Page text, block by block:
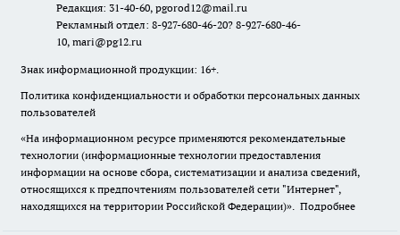
Редакция: 31-40-60, pgorod12@mail.ru
Рекламный отдел: 8-927-680-46-20? 8-927-680-46-
10, mari@pg12.ru
Знак информационной продукции: 16+.
Политика конфиденциальности и обработки персональных данных
пользователей
«На информационном ресурсе применяются рекомендательные
технологии (информационные технологии предоставления
информации на основе сбора, систематизации и анализа сведений,
относящихся к предпочтениям пользователей сети "Интернет",
находящихся на территории Российской Федерации)». Подробнее